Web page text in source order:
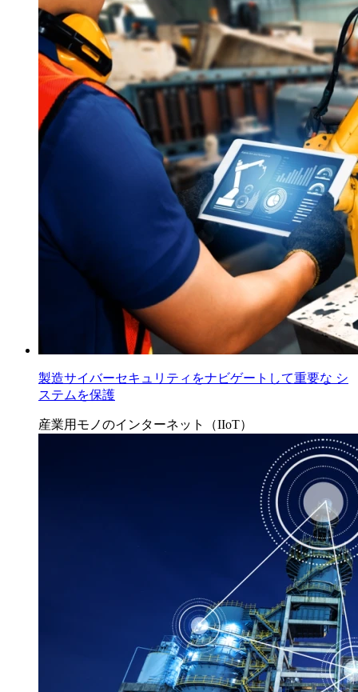
製造サイバーセキュリティをナビゲートして重要な シ
ステムを保護
産業用モノのインターネット（IIoT）